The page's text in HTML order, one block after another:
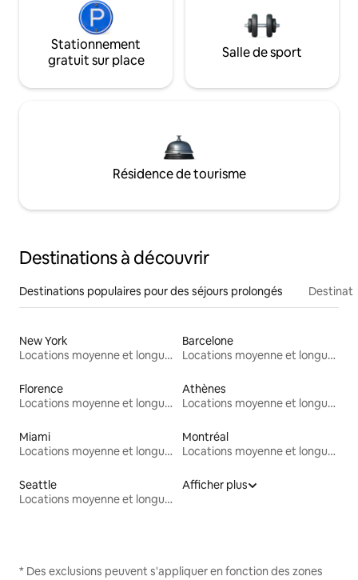
Stationnement
gratuit sur place
Salle de sport
Résidence de tourisme
Destinations à découvrir
Destinations populaires pour des séjours prolongés
New York
Locations moyenne et longue durée
Barcelone
Locations moyenne et longue durée
Florence
Locations moyenne et longue durée
Athènes
Locations moyenne et longue durée
Miami
Locations moyenne et longue durée
Montréal
Locations moyenne et longue durée
Seattle
Locations moyenne et longue durée
Afficher plus
* Des exclusions peuvent s'appliquer en fonction des zones